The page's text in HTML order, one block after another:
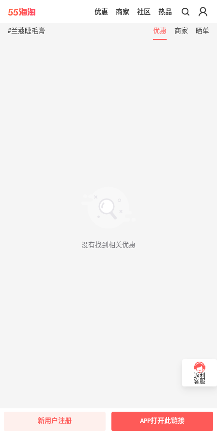
带你去官网买正品
优惠 商家 社区 热品
#兰蔻睫毛膏 优惠 商家 晒单
没有找到相关优惠
返利
客服
新用户注册 APP打开此链接